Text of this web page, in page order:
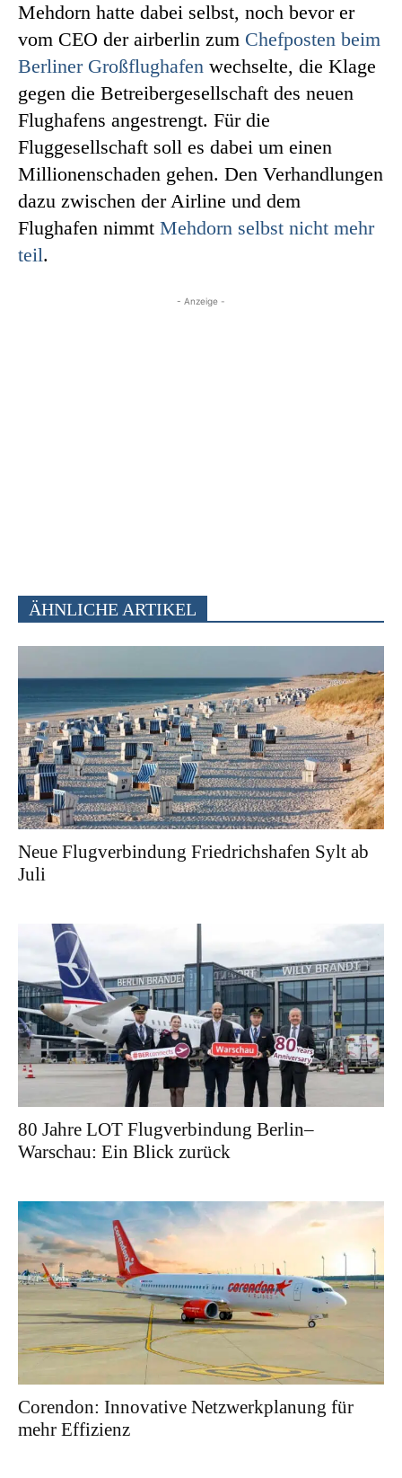
Mehdorn hatte dabei selbst, noch bevor er
vom CEO der airberlin zum Chefposten beim
Berliner Großflughafen wechselte, die Klage
gegen die Betreibergesellschaft des neuen
Flughafens angestrengt. Für die
Fluggesellschaft soll es dabei um einen
Millionenschaden gehen. Den Verhandlungen
dazu zwischen der Airline und dem
Flughafen nimmt Mehdorn selbst nicht mehr
teil.
- Anzeige -
ÄHNLICHE ARTIKEL
Neue Flugverbindung Friedrichshafen Sylt ab
Juli
80 Jahre LOT Flugverbindung Berlin–
Warschau: Ein Blick zurück
Corendon: Innovative Netzwerkplanung für
mehr Effizienz